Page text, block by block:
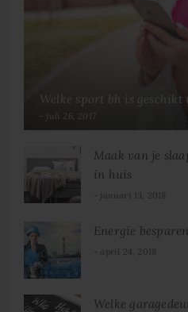
Welke sport bh is geschikt
juli 26, 2017
Maak van je
in huis
januari 13, 2018
Energie
april 24, 2018
Welke